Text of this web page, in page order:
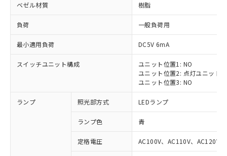
ベゼル材質 樹脂
負荷 一般負荷用
最小適用負荷 DC5V 6mA
スイッチユニット構成
ユニット位置1: NO
ユニット位置2: 点灯ユニット
ユニット位置3: NO
ランプ 照光部方式 LEDランプ
ランプ色 青
定格電圧 AC100V、AC110V、AC120V